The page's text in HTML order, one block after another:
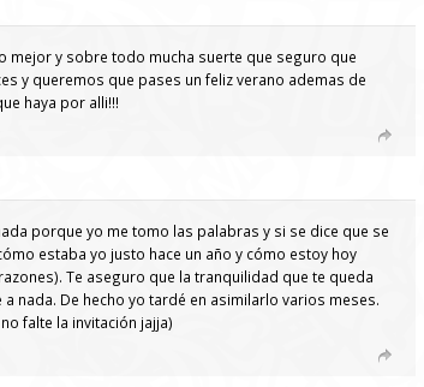
mejor y sobre todo mucha suerte que seguro que
y queremos que pases un feliz verano ademas de
haya por alli!!!
porque yo me tomo las palabras y si se dice que se
estaba yo justo hace un año y cómo estoy hoy
Te aseguro que la tranquilidad que te queda
nada. De hecho yo tardé en asimilarlo varios meses.
falte la invitación jajja)